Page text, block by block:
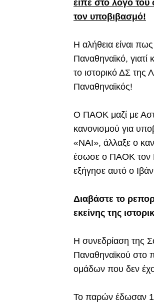
είπε στο λόγο του
τον υποβιβασμό!
Η αλήθεια είναι
Παναθηναϊκό,
το ιστορικό ΔΣ της
Παναθηναϊκός!
Ο ΠΑΟΚ μαζί με
κανονισμού για
«ΝΑΙ», άλλαξε ο
έσωσε ο ΠΑΟΚ τον
εξήγησε αυτό ο
Διαβάστε το
εκείνης της
Η συνεδρίαση της
Παναθηναϊκού στο
ομάδων που δεν
Το παρών έδωσαν